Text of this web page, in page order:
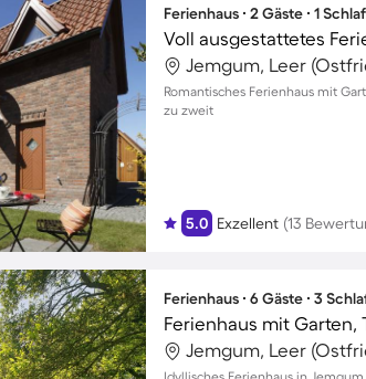
Ferienhaus ∙ 2 Gäste ∙ 1
Jemgum, Leer
Romantisches Ferienhaus mit
zu zweit
5.0 Exzellent (13
Ferienhaus ∙ 6 Gäste ∙ 3
Ferienhaus mit Garten,
Jemgum, Leer